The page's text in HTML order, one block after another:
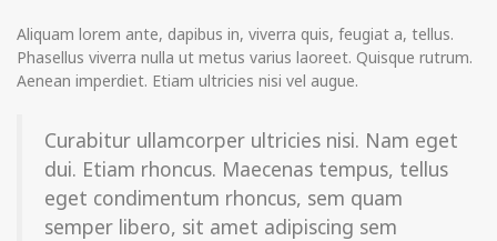
Aliquam lorem ante, dapibus in, viverra quis, feugiat a, tellus.
Phasellus viverra nulla ut metus varius laoreet. Quisque rutrum.
Aenean imperdiet. Etiam ultricies nisi vel augue.
Curabitur ullamcorper ultricies nisi. Nam eget
dui. Etiam rhoncus. Maecenas tempus, tellus
eget condimentum rhoncus, sem quam
semper libero, sit amet adipiscing sem